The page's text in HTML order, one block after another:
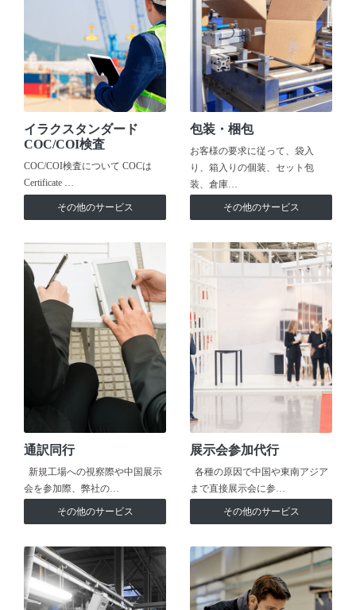
イラクスタンダード
COC/COI検査
COC/COI検査について COCは
Certificate …
その他のサービス
包装・梱包
お客様の要求に従って、袋入
り、箱入りの個装、セット包
装、倉庫…
その他のサービス
通訳同行
新規工場への視察際や中国展示
会を参加際、弊社の…
その他のサービス
展示会参加代行
各種の原因で中国や東南アジア
まで直接展示会に参…
その他のサービス